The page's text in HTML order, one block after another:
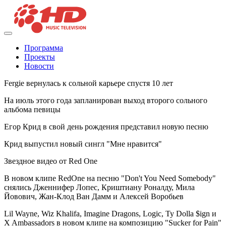
Программа
Проекты
Новости
Fergie вернулась к сольной карьере спустя 10 лет
На июль этого года запланирован выход второго сольного
альбома певицы
Егор Крид в свой день рождения представил новую песню
Крид выпустил новый сингл "Мне нравится"
Звездное видео от Red One
В новом клипе RedOne на песню "Don't You Need Somebody"
снялись Дженнифер Лопес, Криштиану Роналду, Мила
Йовович, Жан-Клод Ван Дамм и Алексей Воробьев
Lil Wayne, Wiz Khalifa, Imagine Dragons, Logic, Ty Dolla $ign и
X Ambassadors в новом клипе на композицию "Sucker for Pain"